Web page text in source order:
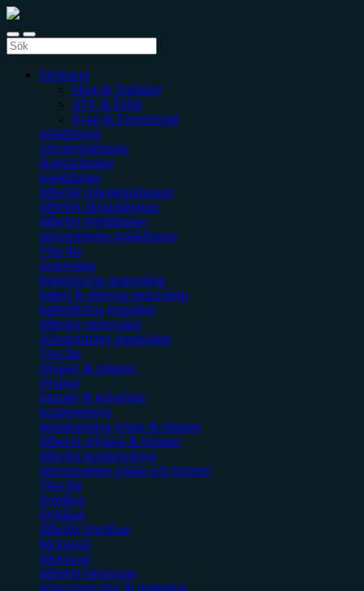
Sortiment
Skog & Trädgård
ATV & Fritid
Bygg & Entreprenad
gräsklippare
robotgräsklippare
åkgräsklippare
gräsklippare
tillbehör robotgräsklippare
tillbehör åkgräsklippare
tillbehör gräsklippare
skärutrustning gräsklippare
Visa fler
motorsågar
bensindrivna motorsågar
batteri & eldrivna motorsågar
batteridrivna grensågar
tillbehör motorsågar
skärutrustning motorsågar
Visa fler
röjsågar & trimmer
röjsågar
trimmer & gräsröjare
kombiverktyg
skärutrustning röjsåg & trimmer
tillbehör röjsågar & trimmer
tillbehör kombiverktyg
skärutrustning röjsåg och trimmer
Visa fler
lövblåsar
lövblåsar
tillbehör lövblåsar
häcksaxar
häcksaxar
tillbehör häcksaxar
högtryckstvättar & rengöring